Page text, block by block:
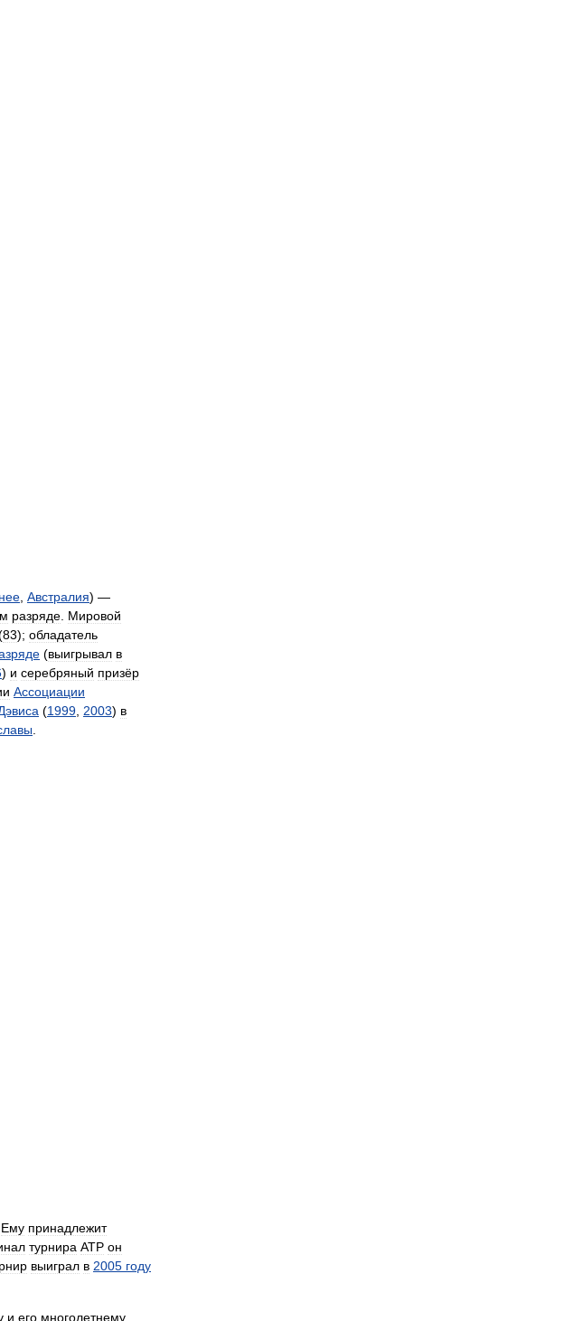
Австралия) —
разряде Мировой
83); обладатель
(выигрывал в
) и серебряный призёр
Ассоциации
(1999 2003) в
Ему принадлежит
турнира АТР он
выиграл в 2005 году
и его многолетнему